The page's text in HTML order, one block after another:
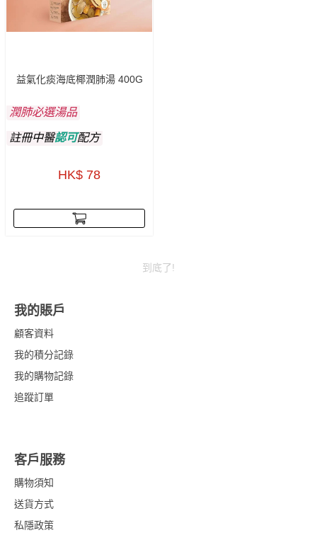
益氣化痰海底椰潤肺湯 400G
潤肺必選湯品
註冊中醫認可配方
HK$ 78
到底了!
我的賬戶
顧客資料
我的積分記錄
我的購物記錄
追蹤訂單
客戶服務
購物須知
送貨方式
私隱政策